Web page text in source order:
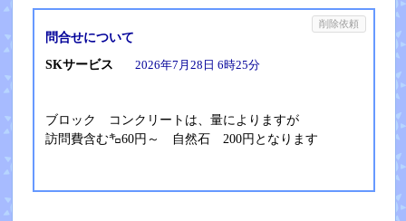
問合せについて
SKサービス
2026年7月28日 6時25分
ブロック コンクリートは、量によりますが
訪問費含む㌔60円～ 自然石 200円となります
削除依頼